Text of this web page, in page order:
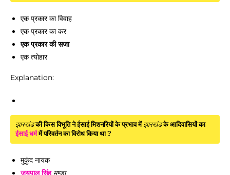
एक प्रकार का विवाह
एक प्रकार का कर
एक प्रकार की सजा
एक त्योहार
Explanation:
झारखंडकी किस विभूति ने ईसाई मिशनरियों के प्रभाव में झारखंडके आदिवासियों का
ईसाई धर्ममें परिवर्तन का विरोध किया था ?
मुकुंद नायक
जयपाल सिंह मुण्डा